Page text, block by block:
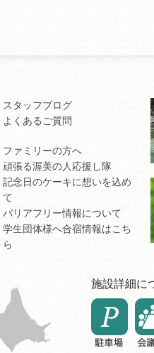
スタッフブログ
よくあるご質問
ファミリーの方へ
頑張る渥美の人応援し隊
記念日のケーキに想いを込め
て
バリアフリー情報について
学生団体様へ合宿情報はこち
ら
施設詳細に